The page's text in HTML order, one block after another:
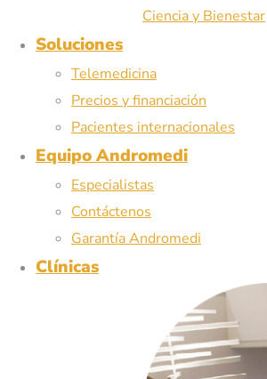
Ciencia y Bienestar
Soluciones
Telemedicina
Precios y financiación
Pacientes internacionales
Equipo Andromedi
Especialistas
Contáctenos
Garantía Andromedi
Clínicas